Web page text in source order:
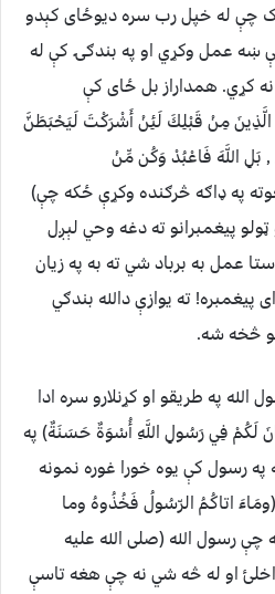
چې له خپل رب سره دیوځای کېدو
ښه عمل وکړي او په بندګۍ کې له
کړي. همداراز بل ځای کې
الَّذِينَ مِنْ قَبْلِكَ لَئِنْ أَشْرَكْتَ لَيَحْبَطَنَّ
اللَّهَ فَاعْبُدْ وَكُن مِّنْ
په ډاګه څرګنده وکړې ځکه چې)
پیغمبرانو ته دغه وحي لېږل
عمل به برباد شي ته به په زیان
پیغمبره! ته یوازې دالله بندګي
څخه شه.
الله په طریقو او کړنلارو سره ادا
لَكُمْ فِي رَسُولِ اللَّهِ أُسْوَةٌ حَسَنَةٌ) په
رسول کې یوه خورا غوره نمونه
اتاكُمُ الرّسُولُ فَخُذُوهُ وما
چې رسول الله (صلی الله علیه
او له څه شي نه چې هغه تاسې